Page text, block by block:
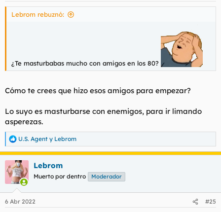
Lebrom rebuznó:
¿Te masturbabas mucho con amigos en los 80?
Cómo te crees que hizo esos amigos para empezar?
Lo suyo es masturbarse con enemigos, para ir limando
asperezas.
R
e
a
c
c
e
U.S. Agent y Lebrom
Lebrom
Muerto por dentro Moderador
6 Abr 2022 #25